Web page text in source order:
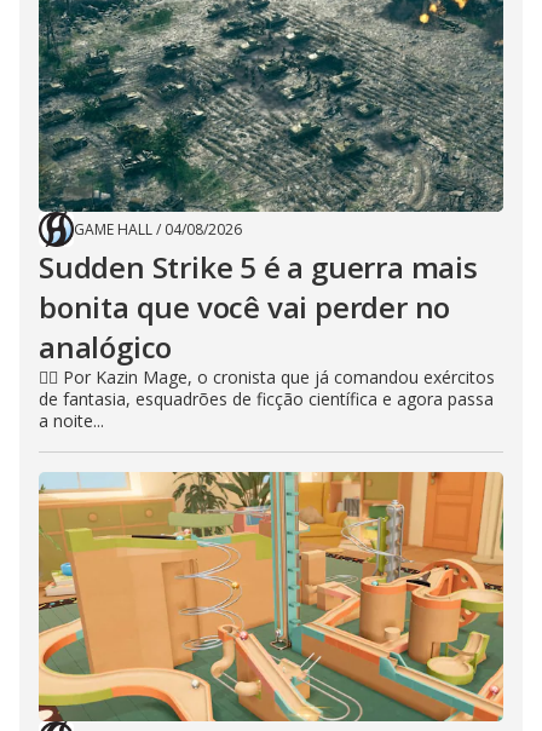
GAME HALL/ 04/08/2026
Sudden Strike 5 é a guerra mais
bonita que você vai perder no
analógico
🧙‍♂️ Por Kazin Mage, o cronista que já comandou exércitos
de fantasia, esquadrões de ficção científica e agora passa
a noite...